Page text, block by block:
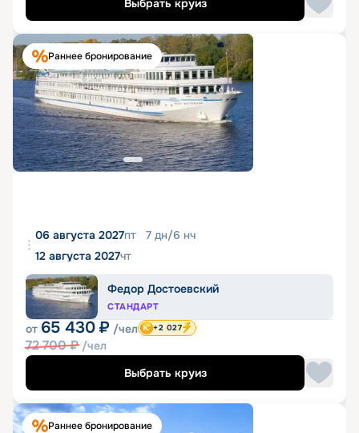
Раннее бронирование
06 августа 2027пт 7 дн/6 нч
12 августа 2027чт
Федор Достоевский
СТАНДАРТ
от 65 430 ₽ /чел
72 700₽ /чел
+2 027
Выбрать круиз
Раннее бронирование